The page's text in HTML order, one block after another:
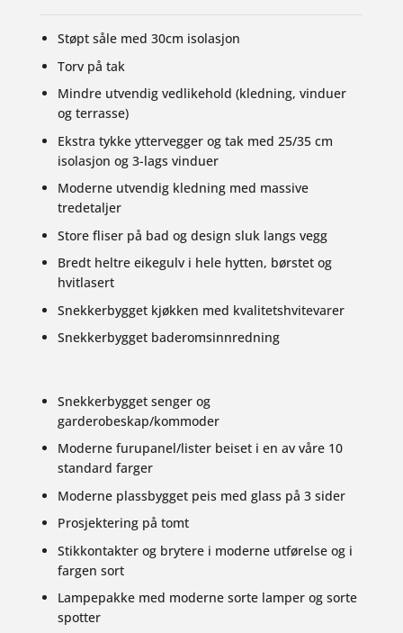
Støpt såle med 30cm isolasjon
Torv på tak
Mindre utvendig vedlikehold (kledning, vinduer
og terrasse)
Ekstra tykke yttervegger og tak med 25/35 cm
isolasjon og 3-lags vinduer
Moderne utvendig kledning med massive
tredetaljer
Store fliser på bad og design sluk langs vegg
Bredt heltre eikegulv i hele hytten, børstet og
hvitlasert
Snekkerbygget kjøkken med kvalitetshvitevarer
Snekkerbygget baderomsinnredning
Snekkerbygget senger og
garderobeskap/kommoder
Moderne furupanel/lister beiset i en av våre 10
standard farger
Moderne plassbygget peis med glass på 3 sider
Prosjektering på tomt
Stikkontakter og brytere i moderne utførelse og i
fargen sort
Lampepakke med moderne sorte lamper og sorte
spotter